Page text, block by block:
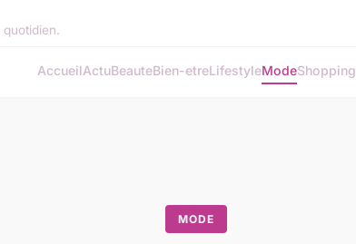
AccueilActuBeauteBien-etreLifestyleModeShopping
MODE